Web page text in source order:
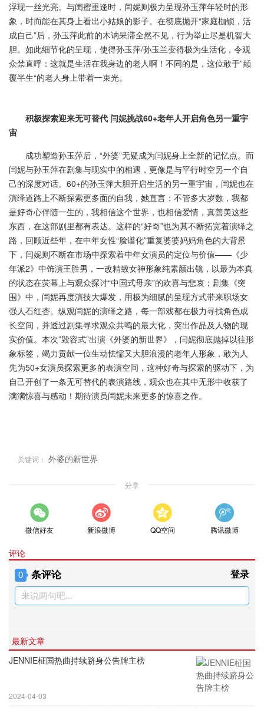
浮现一丝光亮。与闺蜜重逢时，闫妮则极力呈现孙玉萍年轻时的形
象，时而能在其身上看出小姑娘的影子。在彻底抛开“家庭枷锁，活
成自己”后，孙玉萍此前的木讷呆滞全然不见，行为举止尽是机智大
胆。如此细节化的呈现，使得孙玉萍/孙玉兰变得极为生活化，令观
众禁直呼：这就是生活在我身边的老人啊！不同的是，这位敢于”颠
覆半生“的老人身上带着一束光。
积极探索迎来无可替代 闫妮挑战60+老年人开启角色另一重宇
宙
成功塑造孙玉萍后，“外婆”无疑成为闫妮身上全新的记忆点。而
闫妮与孙玉萍在剧集与现实中的相遇，更像是与平行时空另一个自
己的深度对话。60+的孙玉萍大胆开启生活的另一重宇宙，闫妮也在
演绎道路上不断探索更多面的自我，她直言：不管多大岁数，我都
是好奇心伴随一生的，我相信这个世界，也相信爱情，真善美这些
东西，在这部剧里都有表达。这样的“好奇”也为其不断拓宽着演绎之
路，回顾近些年，在中年女性“脸谱化”重复婆婆妈妈角色的大背景
下，闫妮则不断在市场中探索着中年女演员的定位与价值——《少
年派2》中饰演王胜男，一改精致女神形象纯素颜出镜，以最为本真
的状态在荧幕上与观众探讨“中国式母亲”的欢喜与悲哀；剧集《突
围》中，闫妮再度演技大爆发，用极为细腻的呈现方式带来职场女
强人石红杏。纵观闫妮的演绎之路，每一部戏都在极力寻找角色成
长空间，并透过剧集寻求观众共鸣的最大化，突出作品及人物的现
实价值。本次”毁容式”出演《外婆的新世界》，闫妮彻底抛掉以往形
象标签，竭力贡献一位生动怯懦又大胆浪漫的老年人形象，敢为人
先为50+女演员探索更多的表演空间，这种好奇与探索的驱动下，为
自己开创了一条无可替代的表演路线，观众也在其中无形中收获了
满满惊喜与感动！期待演员闫妮未来更多的惊喜之作。
关键词： 外婆的新世界
分享
微信好友 新浪微博 QQ空间 腾讯微博
评论
0 条评论 登录
来说两句吧...
最新文章
JENNIE柾国热曲持续跻身公告牌主榜
2024-04-03